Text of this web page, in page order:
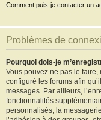
Comment puis-je contacter un
Problèmes de
Pourquoi dois-je
Vous pouvez ne pas le faire,
configuré les forums afin
messages. Par ailleurs,
fonctionnalités
personnalisés, la